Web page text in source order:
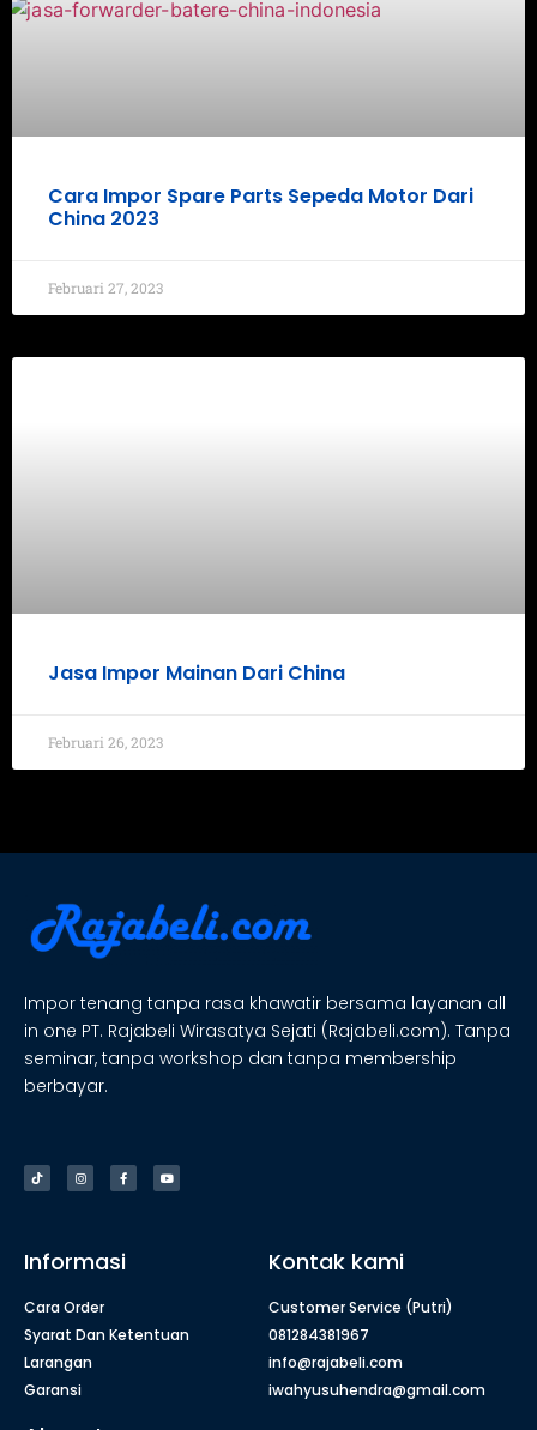
Cara Impor Spare Parts Sepeda Motor Dari
China 2023
Februari 27, 2023
Jasa Impor Mainan Dari China
Februari 26, 2023
Impor tenang tanpa rasa khawatir bersama layanan all
in one PT. Rajabeli Wirasatya Sejati (Rajabeli.com). Tanpa
seminar, tanpa workshop dan tanpa membership
berbayar.
Informasi
Cara Order
Syarat Dan Ketentuan
Larangan
Garansi
Kontak kami
Customer Service (Putri)
081284381967
info@rajabeli.com
iwahyusuhendra@gmail.com